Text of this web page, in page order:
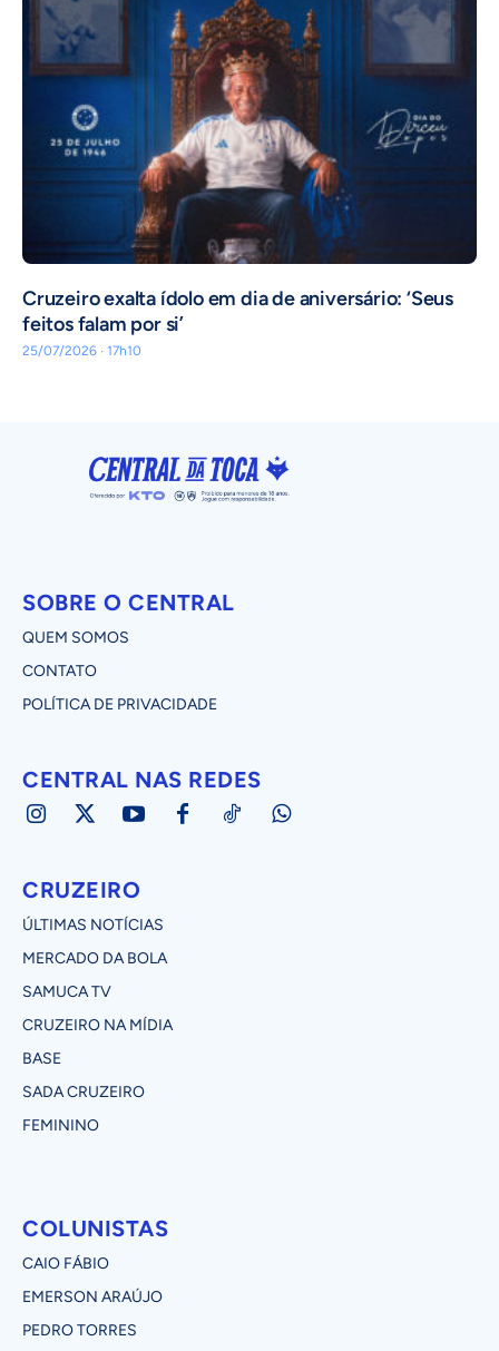
Cruzeiro exalta ídolo em dia de aniversário: ‘Seus
feitos falam por si’
25/07/2026 · 17h10
SOBRE O CENTRAL
QUEM SOMOS
CONTATO
POLÍTICA DE PRIVACIDADE
CENTRAL NAS REDES
CRUZEIRO
ÚLTIMAS NOTÍCIAS
MERCADO DA BOLA
SAMUCA TV
CRUZEIRO NA MÍDIA
BASE
SADA CRUZEIRO
FEMININO
COLUNISTAS
CAIO FÁBIO
EMERSON ARAÚJO
PEDRO TORRES